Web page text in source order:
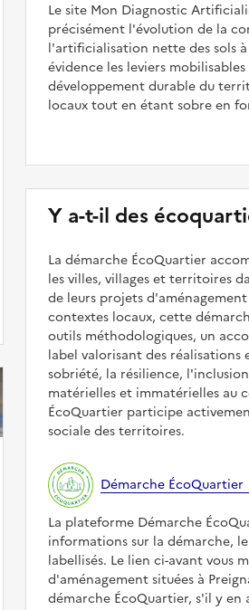
Le site Mon Diagnostic
précisément l'évolution de la
l'artificialisation nette des sols à
évidence les leviers
développement durable du
locaux tout en étant sobre en
Y a-t-il des
La démarche ÉcoQuartier
les villes, villages et territoires
de leurs projets
contextes locaux, cette
outils méthodologiques, un
label valorisant des réalisations
sobriété, la résilience,
matérielles et immatérielles au
ÉcoQuartier participe
sociale des territoires.
Démarche ÉcoQuartier
La plateforme Démarche
informations sur la démarche,
labellisés. Le lien ci-avant vous
d'aménagement situées à
démarche ÉcoQuartier, s'il y en